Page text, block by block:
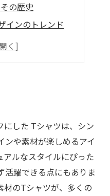
の歴史
インのトレンド
ーの選び方
にした Tシャツは、シン
ンや素材が楽しめるアイ
アルなスタイルにぴった
活躍できる点にもありま
材のTシャツが、多くの